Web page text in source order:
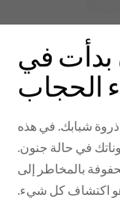
بدأت في
ذروة شبابك. في هذه
في حالة جنون.
بالمخاطر إلى
اكتشاف كل شيء.